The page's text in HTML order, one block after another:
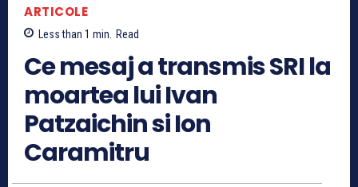
ARTICOLE
Less than 1 min. Read
Ce mesaj a transmis SRI la
moartea lui Ivan
Patzaichin si Ion
Caramitru